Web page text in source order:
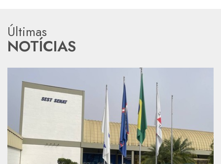
Últimas
NOTÍCIAS